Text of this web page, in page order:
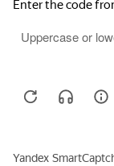
Калькулятор
О компании